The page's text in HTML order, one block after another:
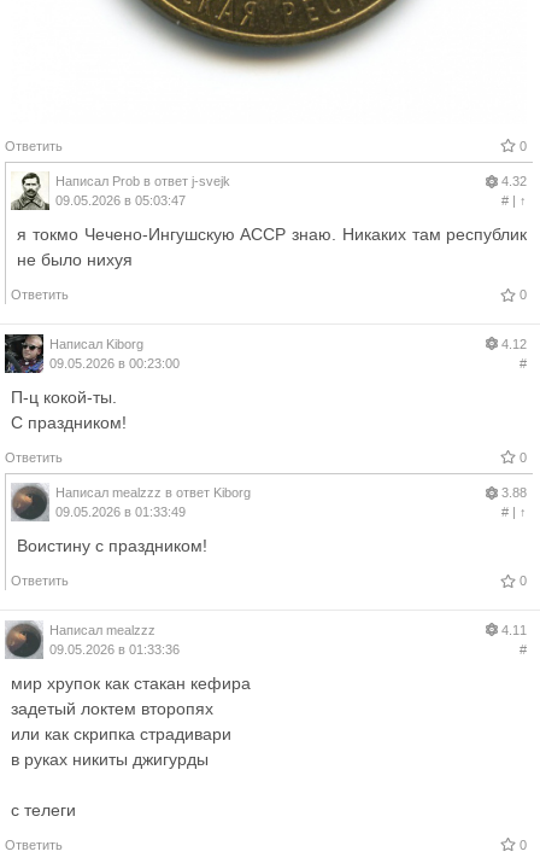
Ответить 0
Написал Prob в ответ j-svejk
09.05.2026 в 05:03:47
4.32
#| ↑
я токмо Чечено-Ингушскую АССР знаю. Никаких там республик
не было нихуя
Ответить 0
Написал Kiborg
09.05.2026 в 00:23:00
4.12
#
П-ц кокой-ты.
С праздником!
Ответить 0
Написал mealzzz в ответ Kiborg
09.05.2026 в 01:33:49
3.88
#| ↑
Воистину с праздником!
Ответить 0
Написал mealzzz
09.05.2026 в 01:33:36
4.11
#
мир хрупок как стакан кефира
задетый локтем второпях
или как скрипка страдивари
в руках никиты джигурды
с телеги
Ответить 0